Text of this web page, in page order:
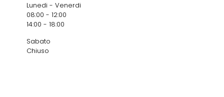
Lunedi - Venerdi
08:00 - 12:00
14:00 - 18:00
Sabato
Chiuso